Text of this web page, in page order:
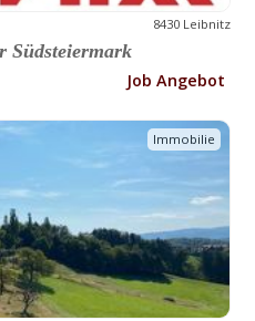
8430 Leibnitz
Südsteiermark
Job Angebot
Immobilie